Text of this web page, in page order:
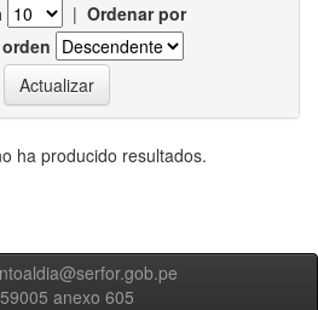
| Ordenar por
ha producido resultados.
anexo 605